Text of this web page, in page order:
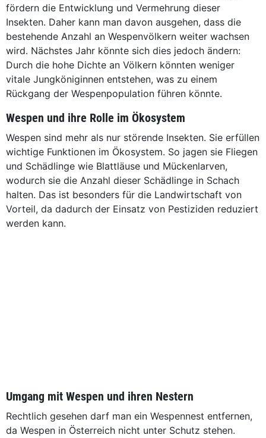
fördern die Entwicklung und Vermehrung dieser
Insekten. Daher kann man davon ausgehen, dass die
bestehende Anzahl an Wespenvölkern weiter wachsen
wird. Nächstes Jahr könnte sich dies jedoch ändern:
Durch die hohe Dichte an Völkern könnten weniger
vitale Jungköniginnen entstehen, was zu einem
Rückgang der Wespenpopulation führen könnte.
Wespen und ihre Rolle im Ökosystem
Wespen sind mehr als nur störende Insekten. Sie erfüllen
wichtige Funktionen im Ökosystem. So jagen sie Fliegen
und Schädlinge wie Blattläuse und Mückenlarven,
wodurch sie die Anzahl dieser Schädlinge in Schach
halten. Das ist besonders für die Landwirtschaft von
Vorteil, da dadurch der Einsatz von Pestiziden reduziert
werden kann.
Umgang mit Wespen und ihren Nestern
Rechtlich gesehen darf man ein Wespennest entfernen,
da Wespen in Österreich nicht unter Schutz stehen.